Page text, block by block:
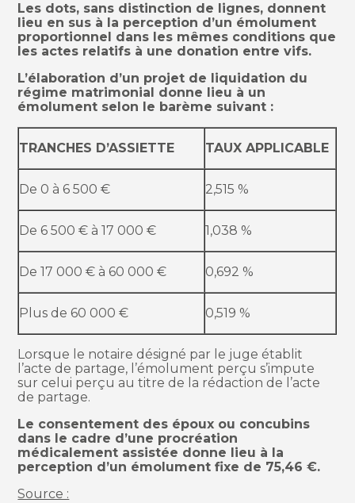
Les dots, sans distinction de lignes, donnent
lieu en sus à la perception d’un émolument
proportionnel dans les mêmes conditions que
les actes relatifs à une donation entre vifs.
L’élaboration d’un projet de liquidation du
régime matrimonial donne lieu à un
émolument selon le barème suivant :
TRANCHES D’ASSIETTE TAUX APPLICABLE
De 0 à 6 500 € 2,515 %
De 6 500 € à 17 000 € 1,038 %
De 17 000 € à 60 000 € 0,692 %
Plus de 60 000 € 0,519 %
Lorsque le notaire désigné par le juge établit
l’acte de partage, l’émolument perçu s’impute
sur celui perçu au titre de la rédaction de l’acte
de partage.
Le consentement des époux ou concubins
dans le cadre d’une procréation
médicalement assistée donne lieu à la
perception d’un émolument fixe de 75,46 €.
Source :